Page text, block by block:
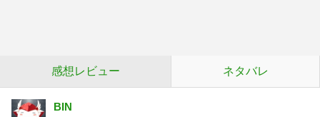
感想レビュー ネタバレ
BIN